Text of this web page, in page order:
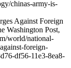
chinas-army-is-
Against Foreign
Washington Post,
world/national-
foreign-
df56-11e3-8ea8-